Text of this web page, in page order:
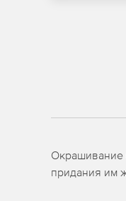
Окрашивание
придания им